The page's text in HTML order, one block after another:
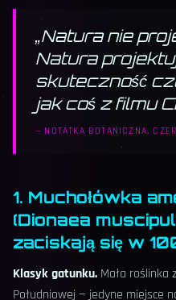
„Natura nie
Natura
skuteczność
jak coś z filmu
— NOTATKA BOTANICZNA,
1. Muchołówka
(Dionaea
zaciskają się w
Klasyk gatunku. Mała roślinka
Południowej — jedyne miejsce